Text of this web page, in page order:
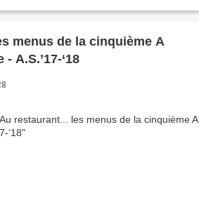
menus de la cinquième A
A.S.’17-‘18